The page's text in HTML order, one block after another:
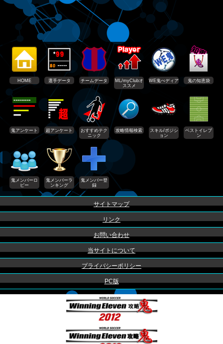
HOME 選手データ チームデータ
ML/myClubオ
ススメ
WE鬼ぺディア 鬼の知恵袋
鬼アンケート 超アンケート
おすすめテク
ニック
攻略情報検索
スキル/ポジシ
ョン
ベストイレブ
ン
鬼メンバーロ
ビー
鬼メンバーラ
ンキング
鬼メンバー登
録
サイトマップ
リンク
お問い合わせ
当サイトについて
プライバシーポリシー
PC版